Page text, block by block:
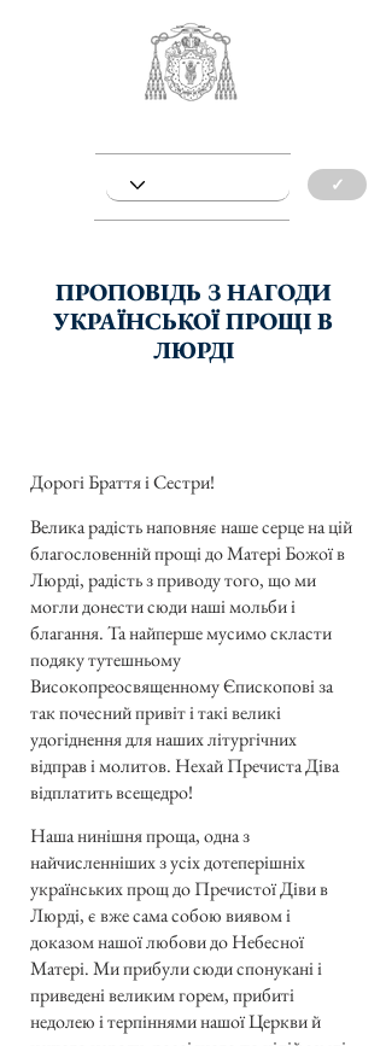
✓
ПРОПОВІДЬ З НАГОДИ
УКРАЇНСЬКОЇ ПРОЩІ В
ЛЮРДІ
Дорогі Браття і Сестри!
Велика радість наповняє наше серце на цій
благословенній прощі до Матері Божої в
Люрді, радість з приводу того, що ми
могли донести сюди наші мольби і
благання. Та найперше мусимо скласти
подяку тутешньому
Високопреосвященному Єпископові за
так почесний привіт і такі великі
удогіднення для наших літургічних
відправ і молитов. Нехай Пречиста Діва
відплатить всещедро!
Наша нинішня проща, одна з
найчисленніших з усіх дотеперішніх
українських прощ до Пречистої Діви в
Люрді, є вже сама собою виявом і
доказом нашої любови до Небесної
Матері. Ми прибули сюди спонукані і
приведені великим горем, прибиті
недолею і терпіннями нашої Церкви й